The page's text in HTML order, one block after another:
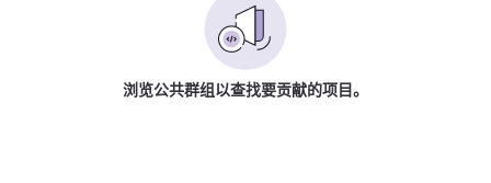
浏览公共群组以查找要贡献的项目。